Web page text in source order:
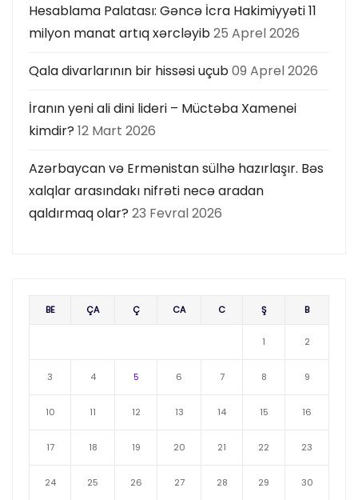
Hesablama Palatası: Gəncə İcra Hakimiyyəti 11
milyon manat artıq xərcləyib25 Aprel 2026
Qala divarlarının bir hissəsi uçub09 Aprel 2026
İranın yeni ali dini lideri – Müctəba Xamenei
kimdir? 12 Mart 2026
Azərbaycan və Ermənistan sülhə hazırlaşır. Bəs
xalqlar arasındakı nifrəti necə aradan
qaldırmaq olar? 23 Fevral 2026
BE ÇA Ç CA C Ş B
1 2
3 4 5 6 7 8 9
10 11 12 13 14 15 16
17 18 19 20 21 22 23
24 25 26 27 28 29 30